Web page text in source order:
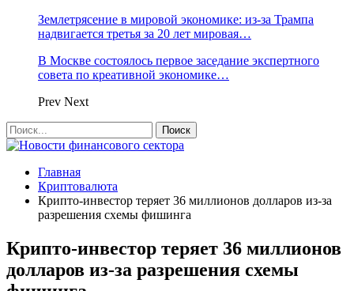
Землетрясение в мировой экономике: из-за Трампа
надвигается третья за 20 лет мировая…
В Москве состоялось первое заседание экспертного
совета по креативной экономике…
Prev Next
Главная
Криптовалюта
Крипто-инвестор теряет 36 миллионов долларов из-за
разрешения схемы фишинга
Крипто-инвестор теряет 36 миллионов
долларов из-за разрешения схемы